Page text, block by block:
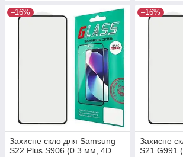
–16%
Захисне скло для Samsung
S22 Plus S906 (0.3 мм, 4D
–16%
Захисне
S21 G991